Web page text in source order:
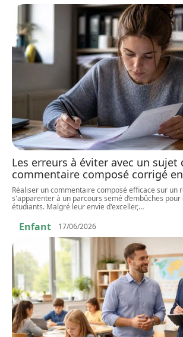
Les erreurs à éviter avec un sujet
commentaire composé corrigé
Réaliser un commentaire composé efficace sur un
s'apparenter à un parcours semé d’embûches
étudiants. Malgré leur envie d'exceller,…
Enfant 17/06/2026